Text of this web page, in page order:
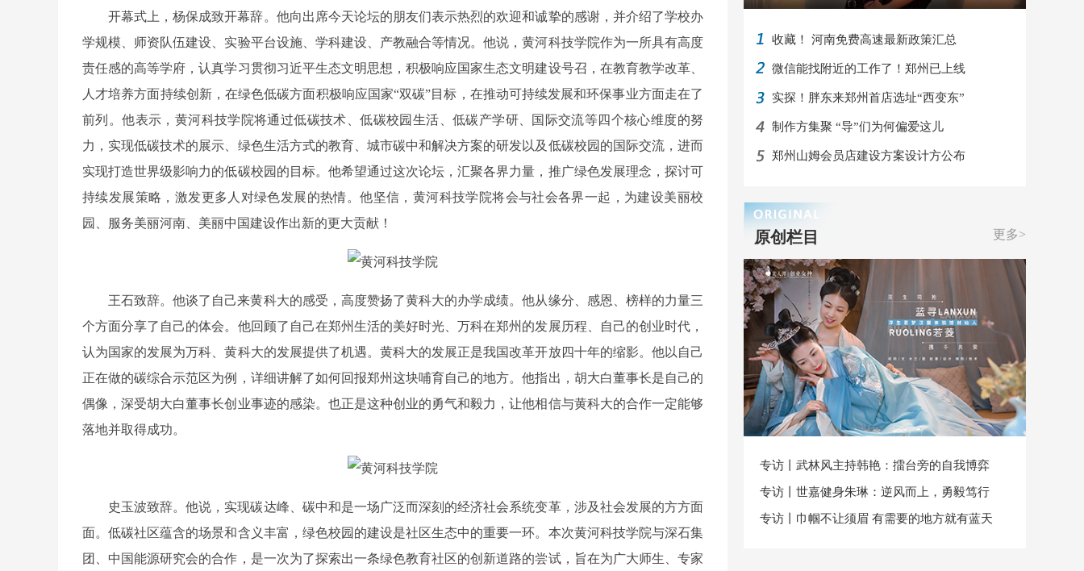
开幕式上，杨保成致开幕辞。他向出席今天论坛的朋友们表示热烈的欢迎和诚挚的感谢，并介绍了学校办
学规模、师资队伍建设、实验平台设施、学科建设、产教融合等情况。他说，黄河科技学院作为一所具有高度
责任感的高等学府，认真学习贯彻习近平生态文明思想，积极响应国家生态文明建设号召，在教育教学改革、
人才培养方面持续创新，在绿色低碳方面积极响应国家“双碳”目标，在推动可持续发展和环保事业方面走在了
前列。他表示，黄河科技学院将通过低碳技术、低碳校园生活、低碳产学研、国际交流等四个核心维度的努
力，实现低碳技术的展示、绿色生活方式的教育、城市碳中和解决方案的研发以及低碳校园的国际交流，进而
实现打造世界级影响力的低碳校园的目标。他希望通过这次论坛，汇聚各界力量，推广绿色发展理念，探讨可
持续发展策略，激发更多人对绿色发展的热情。他坚信，黄河科技学院将会与社会各界一起，为建设美丽校
园、服务美丽河南、美丽中国建设作出新的更大贡献！
王石致辞。他谈了自己来黄科大的感受，高度赞扬了黄科大的办学成绩。他从缘分、感恩、榜样的力量三
个方面分享了自己的体会。他回顾了自己在郑州生活的美好时光、万科在郑州的发展历程、自己的创业时代，
认为国家的发展为万科、黄科大的发展提供了机遇。黄科大的发展正是我国改革开放四十年的缩影。他以自己
正在做的碳综合示范区为例，详细讲解了如何回报郑州这块哺育自己的地方。他指出，胡大白董事长是自己的
偶像，深受胡大白董事长创业事迹的感染。也正是这种创业的勇气和毅力，让他相信与黄科大的合作一定能够
落地并取得成功。
史玉波致辞。他说，实现碳达峰、碳中和是一场广泛而深刻的经济社会系统变革，涉及社会发展的方方面
面。低碳社区蕴含的场景和含义丰富，绿色校园的建设是社区生态中的重要一环。本次黄河科技学院与深石集
团、中国能源研究会的合作，是一次为了探索出一条绿色教育社区的创新道路的尝试，旨在为广大师生、专家
收藏！ 河南免费高速最新政策汇总
微信能找附近的工作了！郑州已上线
实探！胖东来郑州首店选址“西变东”
制作方集聚 “导”们为何偏爱这儿
郑州山姆会员店建设方案设计方公布
更多>
原创栏目
专访丨武林风主持韩艳：擂台旁的自我博弈
专访丨世嘉健身朱琳：逆风而上，勇毅笃行
专访丨巾帼不让须眉 有需要的地方就有蓝天